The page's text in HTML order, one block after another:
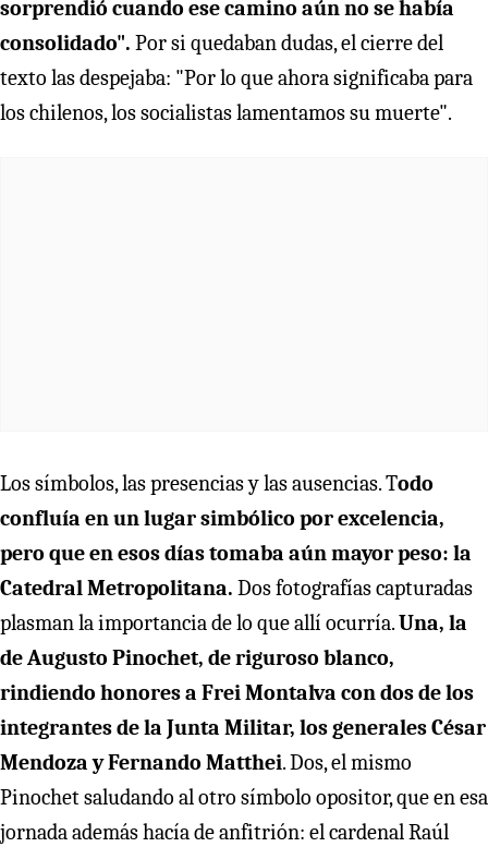
sorprendió cuando ese camino aún no se había
consolidado". Por si quedaban dudas, el cierre del
texto las despejaba: "Por lo que ahora significaba para
los chilenos, los socialistas lamentamos su muerte".
Los símbolos, las presencias y las ausencias. Todo
confluía en un lugar simbólico por excelencia,
pero que en esos días tomaba aún mayor peso: la
Catedral Metropolitana. Dos fotografías capturadas
plasman la importancia de lo que allí ocurría.Una, la
de Augusto Pinochet, de riguroso blanco,
rindiendo honores a Frei Montalva con dos de los
integrantes de la Junta Militar, los generales César
Mendoza y Fernando Matthei. Dos, el mismo
Pinochet saludando al otro símbolo opositor, que en esa
jornada además hacía de anfitrión: el cardenal Raúl